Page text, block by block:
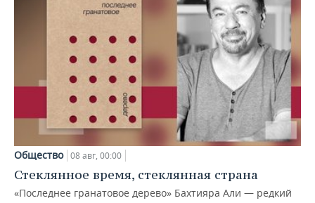
Общество 08 авг, 00:00
Стеклянное время, стеклянная страна
«Последнее гранатовое дерево» Бахтияра Али — редкий